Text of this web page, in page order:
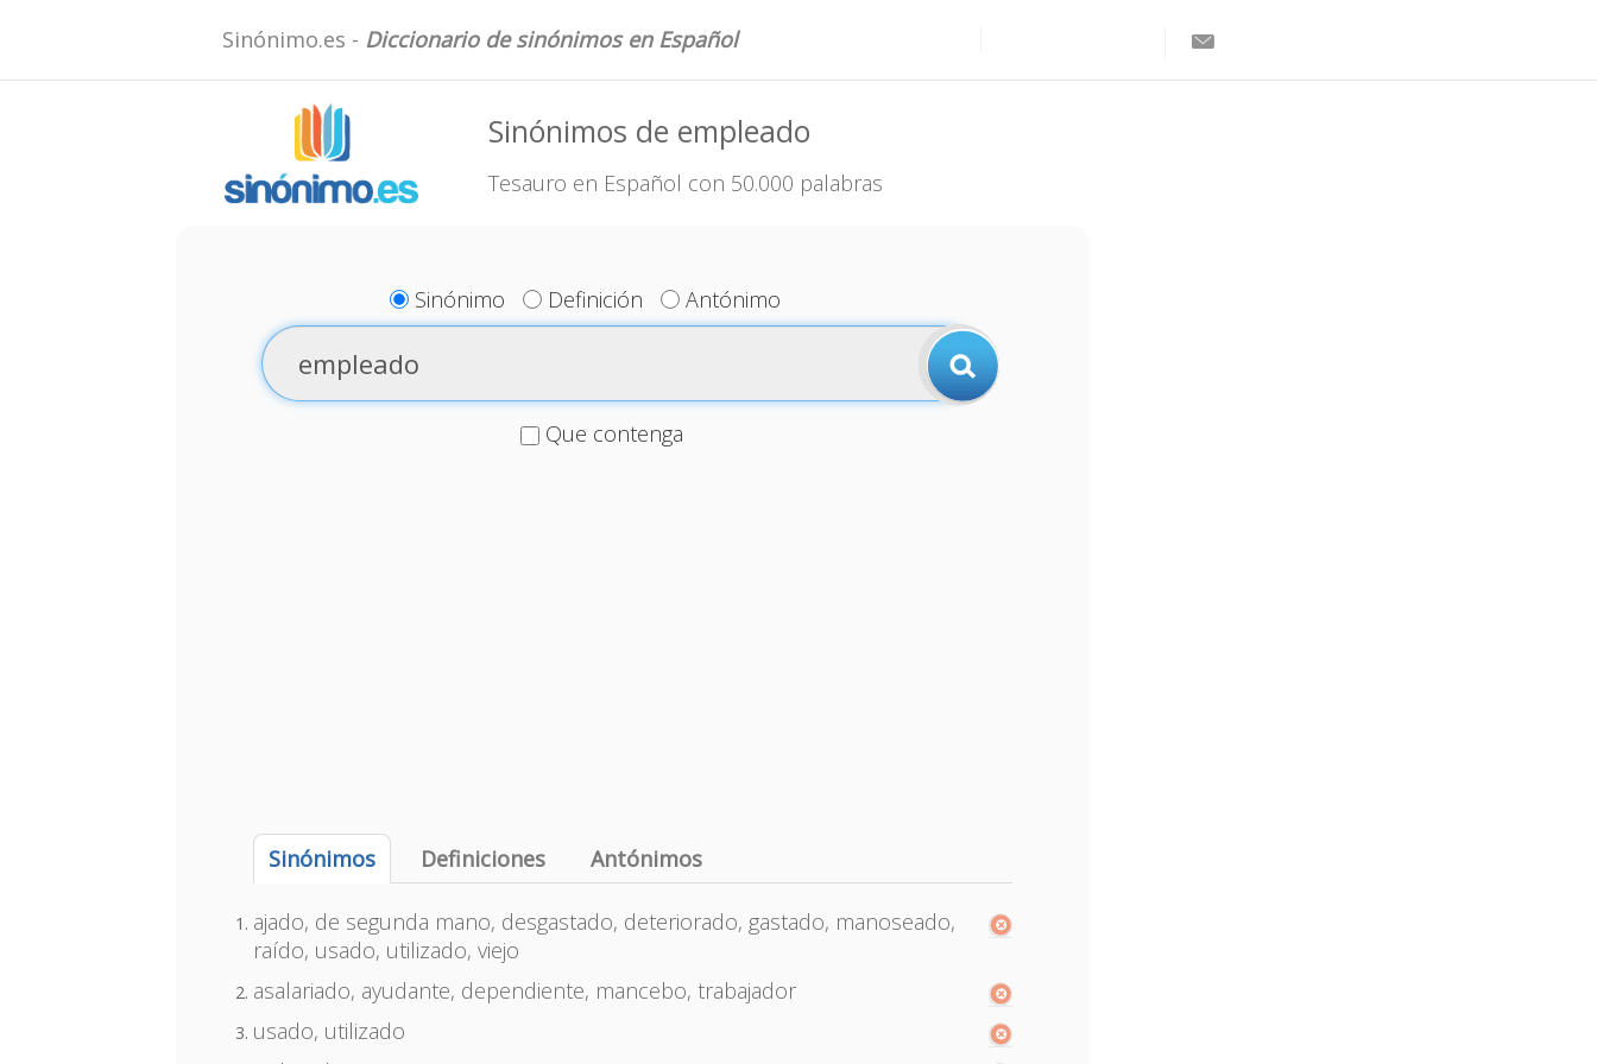
Sinónimo.es - Diccionario de sinónimos en Español
Sinónimos de empleado
Tesauro en Español con 50.000 palabras
Sinónimo Definición Antónimo
Que contenga
Sinónimos Definiciones Antónimos
ajado, de segunda mano, desgastado, deteriorado, gastado, manoseado,
raído, usado, utilizado, viejo
asalariado, ayudante, dependiente, mancebo, trabajador
usado, utilizado